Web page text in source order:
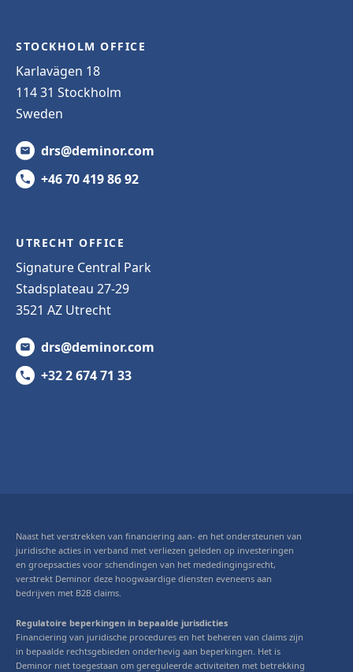
STOCKHOLM OFFICE
Karlavägen 18
114 31 Stockholm
Sweden
drs@deminor.com
+46 70 419 86 92
UTRECHT OFFICE
Signature Central Park
Stadsplateau 27-29
3521 AZ Utrecht
drs@deminor.com
+32 2 674 71 33
Naast het verstrekken van financiering aan- en het ondersteunen van
juridische acties in verband met verliezen geleden op investeringen
en groepsacties voor schendingen van het mededingingsrecht,
verstrekt Deminor deze hoogwaardige diensten eveneens aan
bedrijven met B2B claims.
Regulatoire beperkingen in bepaalde jurisdicties
Financiering van juridische procedures en het beheren van claims zijn
in bepaalde rechtsgebieden onderhevig aan beperkingen. Het is
Deminor niet toegestaan om gereguleerde activiteiten met betrekking